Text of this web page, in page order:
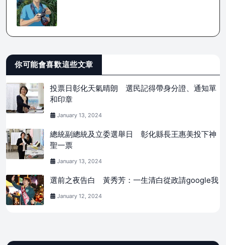
你可能會喜歡這些文章
投票日彰化天氣晴朗 選民記得帶身分證、通知單
和印章
January 13, 2024
總統副總統及立委選舉日 彰化縣長王惠美投下神
聖一票
January 13, 2024
選前之夜告白 黃秀芳：一生清白從政請google我
January 12, 2024